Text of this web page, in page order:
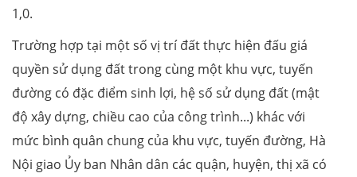
1,0.
Trường hợp tại một số vị trí đất thực hiện đấu giá
quyền sử dụng đất trong cùng một khu vực, tuyến
đường có đặc điểm sinh lợi, hệ số sử dụng đất (mật
độ xây dựng, chiều cao của công trình...) khác với
mức bình quân chung của khu vực, tuyến đường, Hà
Nội giao Ủy ban Nhân dân các quận, huyện, thị xã có